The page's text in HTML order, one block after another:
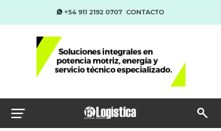
+54 911 2192 0707 CONTACTO